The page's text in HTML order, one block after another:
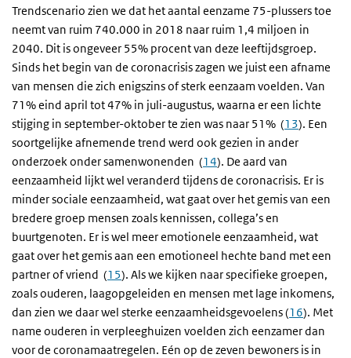
Trendscenario zien we dat het aantal eenzame 75-plussers toe
neemt van ruim 740.000 in 2018 naar ruim 1,4 miljoen in
2040. Dit is ongeveer 55% procent van deze leeftijdsgroep.
Sinds het begin van de coronacrisis zagen we juist een afname
van mensen die zich enigszins of sterk eenzaam voelden. Van
71% eind april tot 47% in juli-augustus, waarna er een lichte
stijging in september-oktober te zien was naar 51% (13). Een
soortgelijke afnemende trend werd ook gezien in ander
onderzoek onder samenwonenden (14). De aard van
eenzaamheid lijkt wel veranderd tijdens de coronacrisis. Er is
minder sociale eenzaamheid, wat gaat over het gemis van een
bredere groep mensen zoals kennissen, collega’s en
buurtgenoten. Er is wel meer emotionele eenzaamheid, wat
gaat over het gemis aan een emotioneel hechte band met een
partner of vriend (15). Als we kijken naar specifieke groepen,
zoals ouderen, laagopgeleiden en mensen met lage inkomens,
dan zien we daar wel sterke eenzaamheidsgevoelens (16). Met
name ouderen in verpleeghuizen voelden zich eenzamer dan
voor de coronamaatregelen. Eén op de zeven bewoners is in